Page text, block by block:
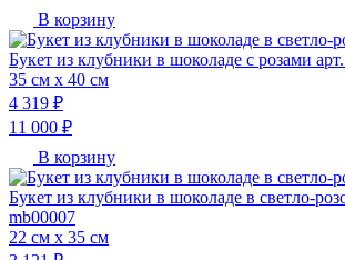
В корзину
Букет из клубники в шоколаде с розами
35 см х 40 см
4 319 ₽
11 000 ₽
В корзину
Букет из клубники в шоколаде в светло-
mb00007
22 см х 35 см